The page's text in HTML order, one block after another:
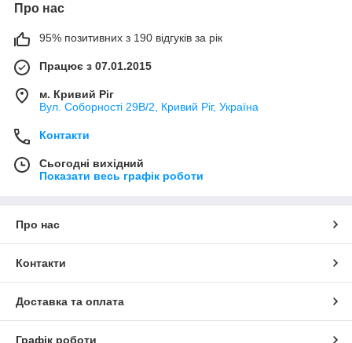
Про нас
95% позитивних з 190 відгуків за рік
Працює з 07.01.2015
м. Кривий Ріг
Вул. Соборності 29В/2, Кривий Ріг, Україна
Контакти
Сьогодні вихідний
Показати весь графік роботи
Про нас
Контакти
Доставка та оплата
Графік роботи